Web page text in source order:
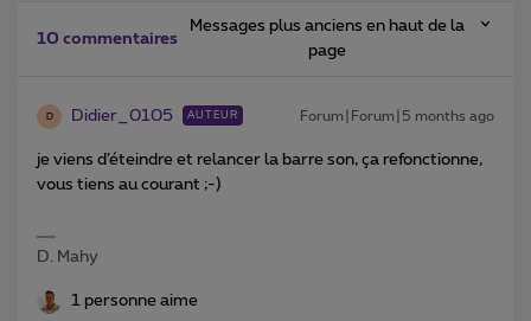
10 commentaires
Messages plus anciens en haut de la
page
D Didier_0105 AUTEUR Forum|Forum|5 months ago
je viens d’éteindre et relancer la barre son, ça refonctionne,
vous tiens au courant ;-)
D. Mahy
1 personne aime